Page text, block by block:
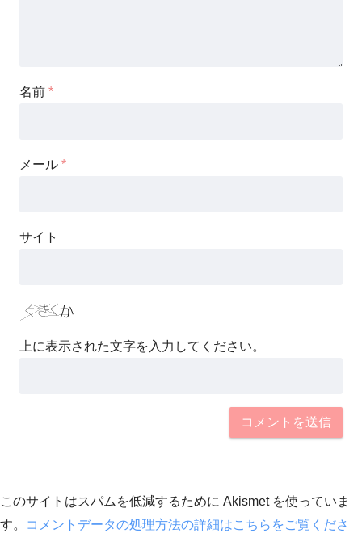
名前 *
メール *
サイト
上に表示された文字を入力してください。
このサイトはスパムを低減するために Akismet を使っていま
す。
コメントデータの処理方法の詳細はこちらをご覧くださ